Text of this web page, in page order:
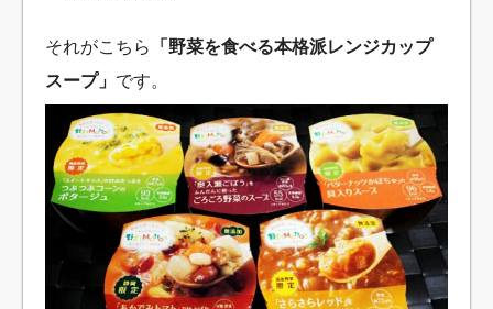
それがこちら
「野菜を食べる本格派レンジカップ
スープ」 です。